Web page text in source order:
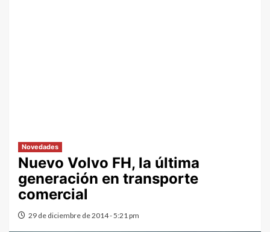
Novedades
Nuevo Volvo FH, la última
generación en transporte
comercial
29 de diciembre de 2014 - 5:21 pm